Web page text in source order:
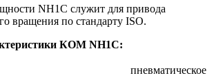
NH1C служит для привода
вращения по стандарту ISO.
КОМ NH1C:
пневматическое